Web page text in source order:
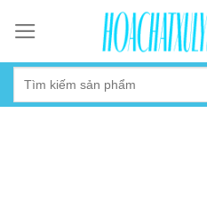
content